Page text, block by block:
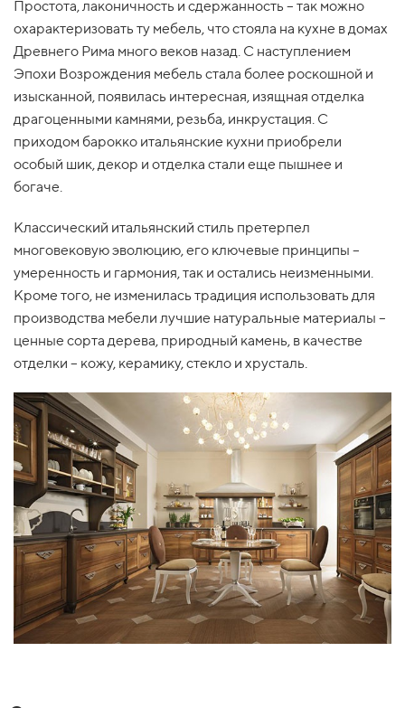
Простота, лаконичность и сдержанность – так можно
охарактеризовать ту мебель, что стояла на кухне в домах
Древнего Рима много веков назад. С наступлением
Эпохи Возрождения мебель стала более роскошной и
изысканной, появилась интересная, изящная отделка
драгоценными камнями, резьба, инкрустация. С
приходом барокко итальянские кухни приобрели
особый шик, декор и отделка стали еще пышнее и
богаче.
Классический итальянский стиль претерпел
многовековую эволюцию, его ключевые принципы –
умеренность и гармония, так и остались неизменными.
Кроме того, не изменилась традиция использовать для
производства мебели лучшие натуральные материалы –
ценные сорта дерева, природный камень, в качестве
отделки – кожу, керамику, стекло и хрусталь.